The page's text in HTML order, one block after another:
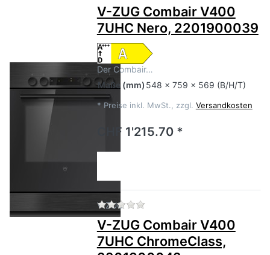
V-ZUG Combair V400
7UHC Nero, 2201900039
Der Combair…
Maße (mm) 548 x 759 x 569 (B/H/T)
* Preise inkl. MwSt., zzgl. Versandkosten
CHF 1'215.70 *
V-ZUG Zu diesem Produkt liegen
V-ZUG Combair V400
7UHC ChromeClass,